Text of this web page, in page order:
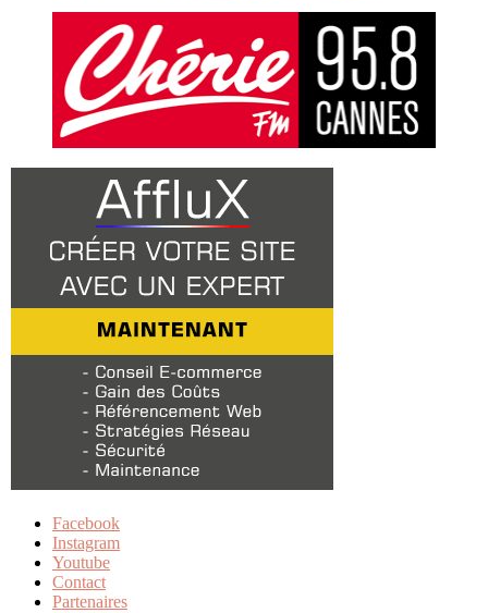
Facebook
Instagram
Youtube
Contact
Partenaires